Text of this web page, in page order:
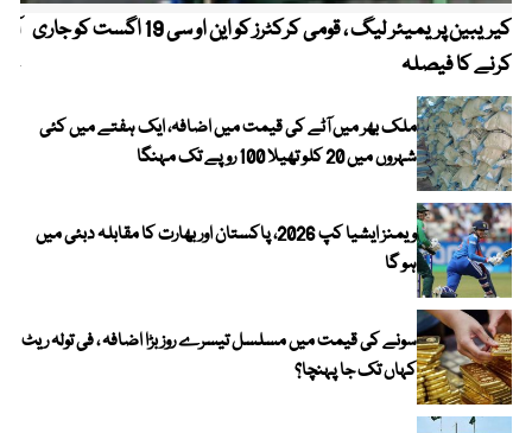
کیریبین پریمیئر لیگ ، قومی کرکٹرز کو این او سی 19 اگست کو جاری
کرنے کا فیصلہ
ملک بھر میں آٹے کی قیمت میں اضافہ، ایک ہفتے میں کئی
شہروں میں 20 کلو تھیلا 100 روپے تک مہنگا
ویمنز ایشیا کپ 2026، پاکستان اور بھارت کا مقابلہ دبئی میں
ہو گا
سونے کی قیمت میں مسلسل تیسرے روز بڑا اضافہ ، فی تولہ ریٹ
کہاں تک جا پہنچا؟